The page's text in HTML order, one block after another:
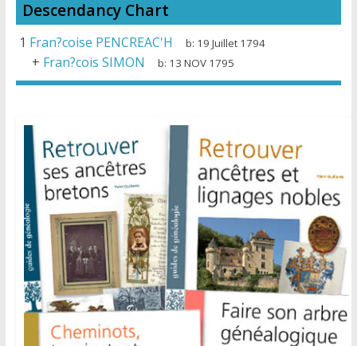
Descendancy Chart
1 Fran?coise PENCREAC'H b: 19 Juillet 1794
+ Fran?cois SIMON b: 13 NOV 1795